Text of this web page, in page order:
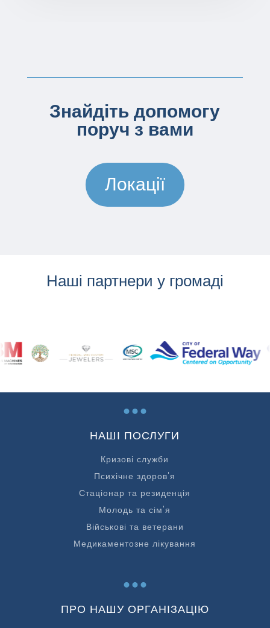
Знайдіть допомогу
поруч з вами
Локації
Наші партнери у громаді
...
НАШІ ПОСЛУГИ
Кризові служби
Психічне здоров'я
Стаціонар та резиденція
Молодь та сім'я
Військові та ветерани
Медикаментозне лікування
...
ПРО НАШУ ОРГАНІЗАЦІЮ